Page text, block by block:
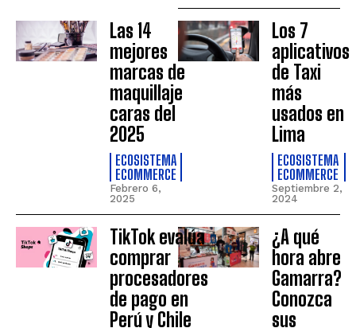
Las 14
mejores
marcas de
maquillaje
caras del
2025
ECOSISTEMA
ECOMMERCE
Febrero 6,
2025
Los 7
aplicativos
de Taxi
más
usados en
Lima
ECOSISTEMA
ECOMMERCE
Septiembre 2,
2024
TikTok evalúa
comprar
procesadores
de pago en
Perú y Chile
¿A qué
hora abre
Gamarra?
Conozca
sus